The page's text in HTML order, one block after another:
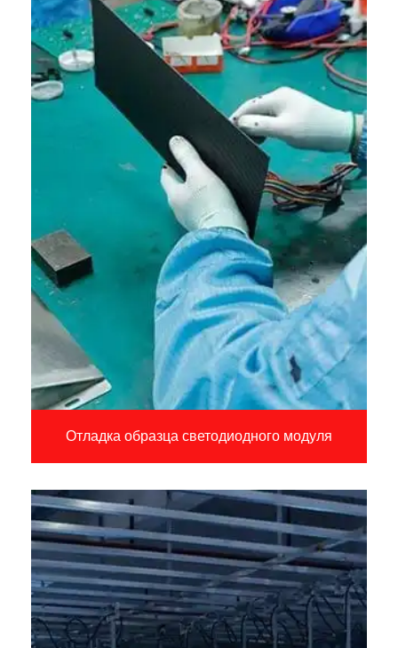
Отладка образца светодиодного модуля